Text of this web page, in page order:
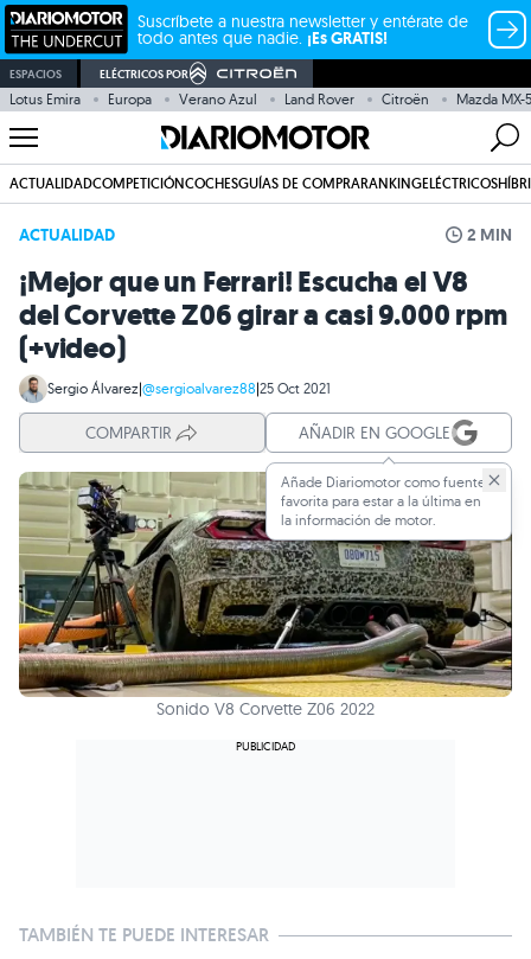
Suscríbete a nuestra newsletter y entérate de
todo antes que nadie. ¡Es GRATIS!
ESPACIOS ELÉCTRICOS POR
Lotus Emira Europa Verano Azul Land Rover Citroën Mazda MX-5
ACTUALIDADCOMPETICIÓNCOCHESGUÍAS DE COMPRARANKINGELÉCTRICOS
ACTUALIDAD 2 MIN
¡Mejor que un Ferrari! Escucha el V8
del Corvette Z06 girar a casi 9.000 rpm
(+video)
Sergio Álvarez|@sergioalvarez88|25 Oct 2021
COMPARTIR AÑADIR EN GOOGLE
Añade Diariomotor como fuente
favorita para estar a la última en
la información de motor.
Sonido V8 Corvette Z06 2022
TAMBIÉN TE PUEDE INTERESAR